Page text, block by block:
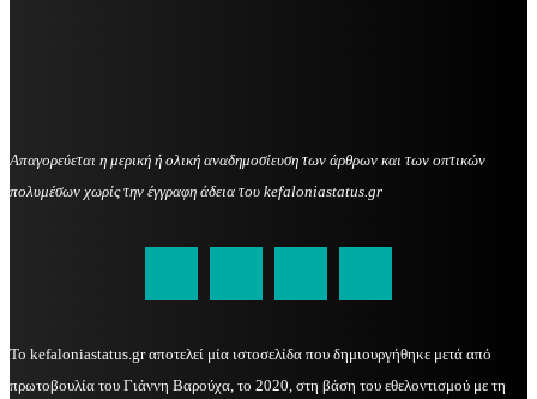
Απαγορεύεται η μερική ή ολική αναδημοσίευση των άρθρων και των οπτικών
πολυμέσων χωρίς την έγγραφη άδεια του kefaloniastatus.gr
Το kefaloniastatus.gr αποτελεί μία ιστοσελίδα που δημιουργήθηκε μετά από
πρωτοβουλία του Γιάννη Βαρούχα, το 2020, στη βάση του εθελοντισμού με τη